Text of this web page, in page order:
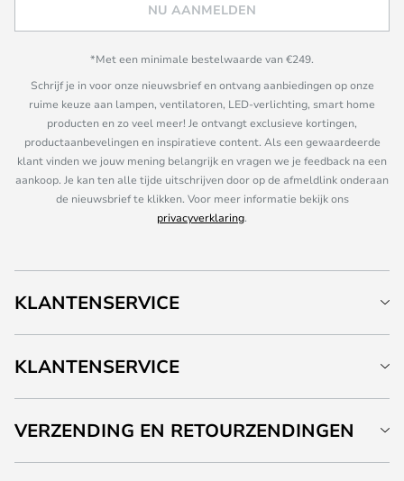
NU AANMELDEN
*Met een minimale bestelwaarde van €249.
Schrijf je in voor onze nieuwsbrief en ontvang aanbiedingen op onze
ruime keuze aan lampen, ventilatoren, LED-verlichting, smart home
producten en zo veel meer! Je ontvangt exclusieve kortingen,
productaanbevelingen en inspiratieve content. Als een gewaardeerde
klant vinden we jouw mening belangrijk en vragen we je feedback na een
aankoop. Je kan ten alle tijde uitschrijven door op de afmeldlink onderaan
de nieuwsbrief te klikken. Voor meer informatie bekijk ons
privacyverklaring.
KLANTENSERVICE
KLANTENSERVICE
VERZENDING EN RETOURZENDINGEN